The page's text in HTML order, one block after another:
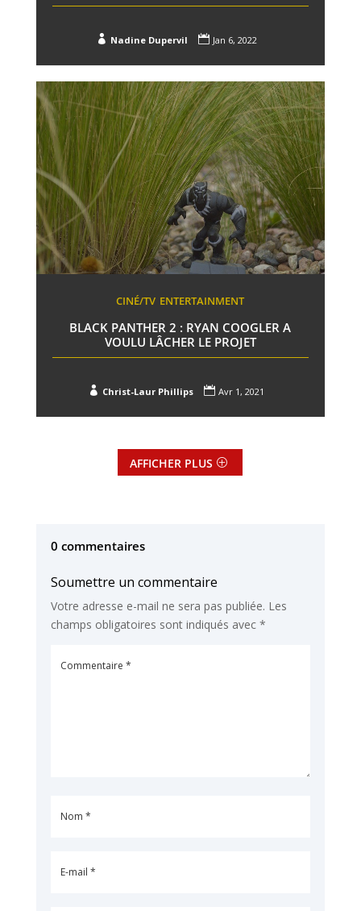
 Nadine Dupervil  Jan 6, 2022
CINÉ/TV ENTERTAINMENT
BLACK PANTHER 2 : RYAN COOGLER A
VOULU LÂCHER LE PROJET
 Christ-Laur Phillips  Avr 1, 2021
AFFICHER PLUS
0 commentaires
Soumettre un commentaire
Votre adresse e-mail ne sera pas publiée. Les
champs obligatoires sont indiqués avec *